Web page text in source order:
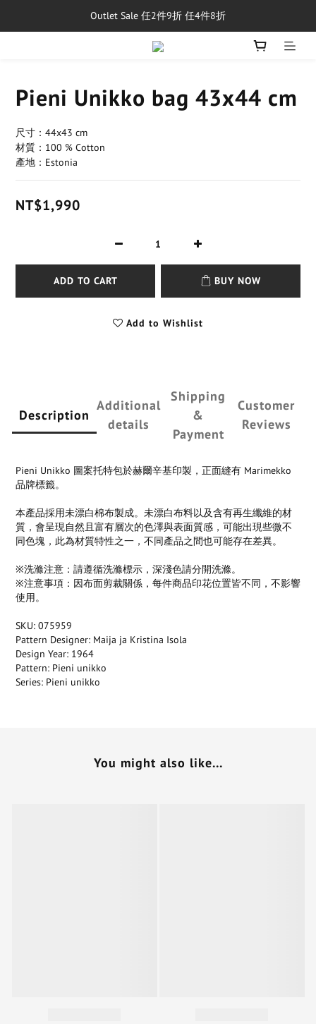
單筆消費滿$5,000享免運費
Outlet Sale 任2件9折 任4件8折
8/1~8/31，新品與經典商品滿額$10,000 現折$500
Pieni Unikko bag 43x44 cm
尺寸：44x43 cm
材質：100 % Cotton
產地：Estonia
NT$1,990
ADD TO CART BUY NOW
Add to Wishlist
Description
Additional
details
Shipping
&
Payment
Customer
Reviews
Pieni Unikko 圖案托特包於赫爾辛基印製，正面縫有 Marimekko
品牌標籤。
本產品採用未漂白棉布製成。未漂白布料以及含有再生纖維的材
質，會呈現自然且富有層次的色澤與表面質感，可能出現些微不
同色塊，此為材質特性之一，不同產品之間也可能存在差異。
※洗滌注意：請遵循洗滌標示，深淺色請分開洗滌。
※注意事項：因布面剪裁關係，每件商品印花位置皆不同，不影響
使用。
SKU: 075959
Pattern Designer: Maija ja Kristina Isola
Design Year: 1964
Pattern: Pieni unikko
Series: Pieni unikko
You might also like...